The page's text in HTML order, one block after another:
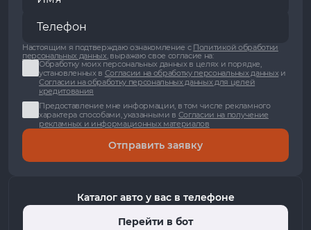
Настоящим я подтверждаю ознакомление с Политикой обработки
персональных данных, выражаю свое согласие на:
Обработку моих персональных данных в целях и порядке,
установленных в Согласии на обработку персональных данныхи
Согласии на обработку персональных данных для целей
кредитования
Предоставление мне информации, в том числе рекламного
характера способами, указанными в Согласии на получение
рекламных и информационных материалов
Отправить заявку
Каталог авто у вас в телефоне
Перейти в бот